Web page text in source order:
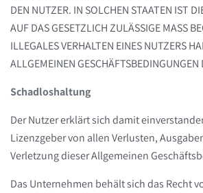
DEN NUTZER. IN SOLCHEN STAATEN IST
AUF DAS GESETZLICH ZULÄSSIGE MASS
LEGALES VERHALTEN EINES NUTZERS
LGEMEINEN GESCHÄFTSBEDINGUNGEN
Schadloshaltung
Der Nutzer erklärt sich damit
Lizenzgeber von allen Verlusten,
Verletzung dieser Allgemeinen
Das Unternehmen behält sich das Recht